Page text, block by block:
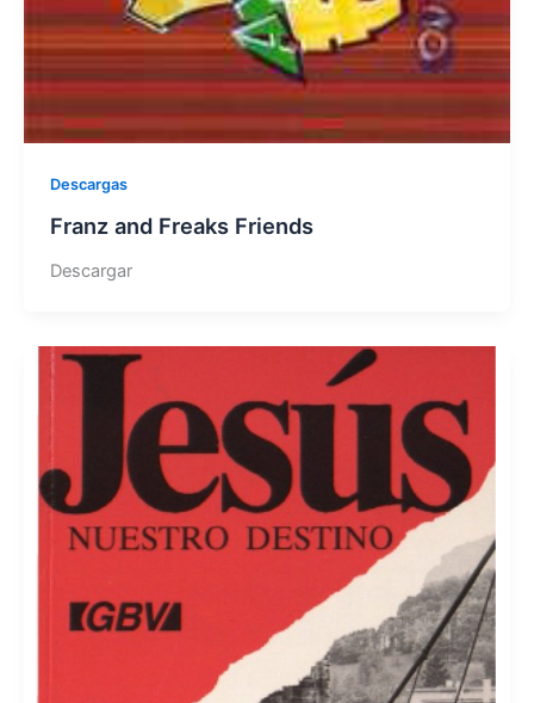
Descargas
Franz and Freaks Friends
Descargar